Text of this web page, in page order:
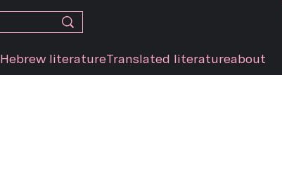
about
Translated literature
Hebrew literature